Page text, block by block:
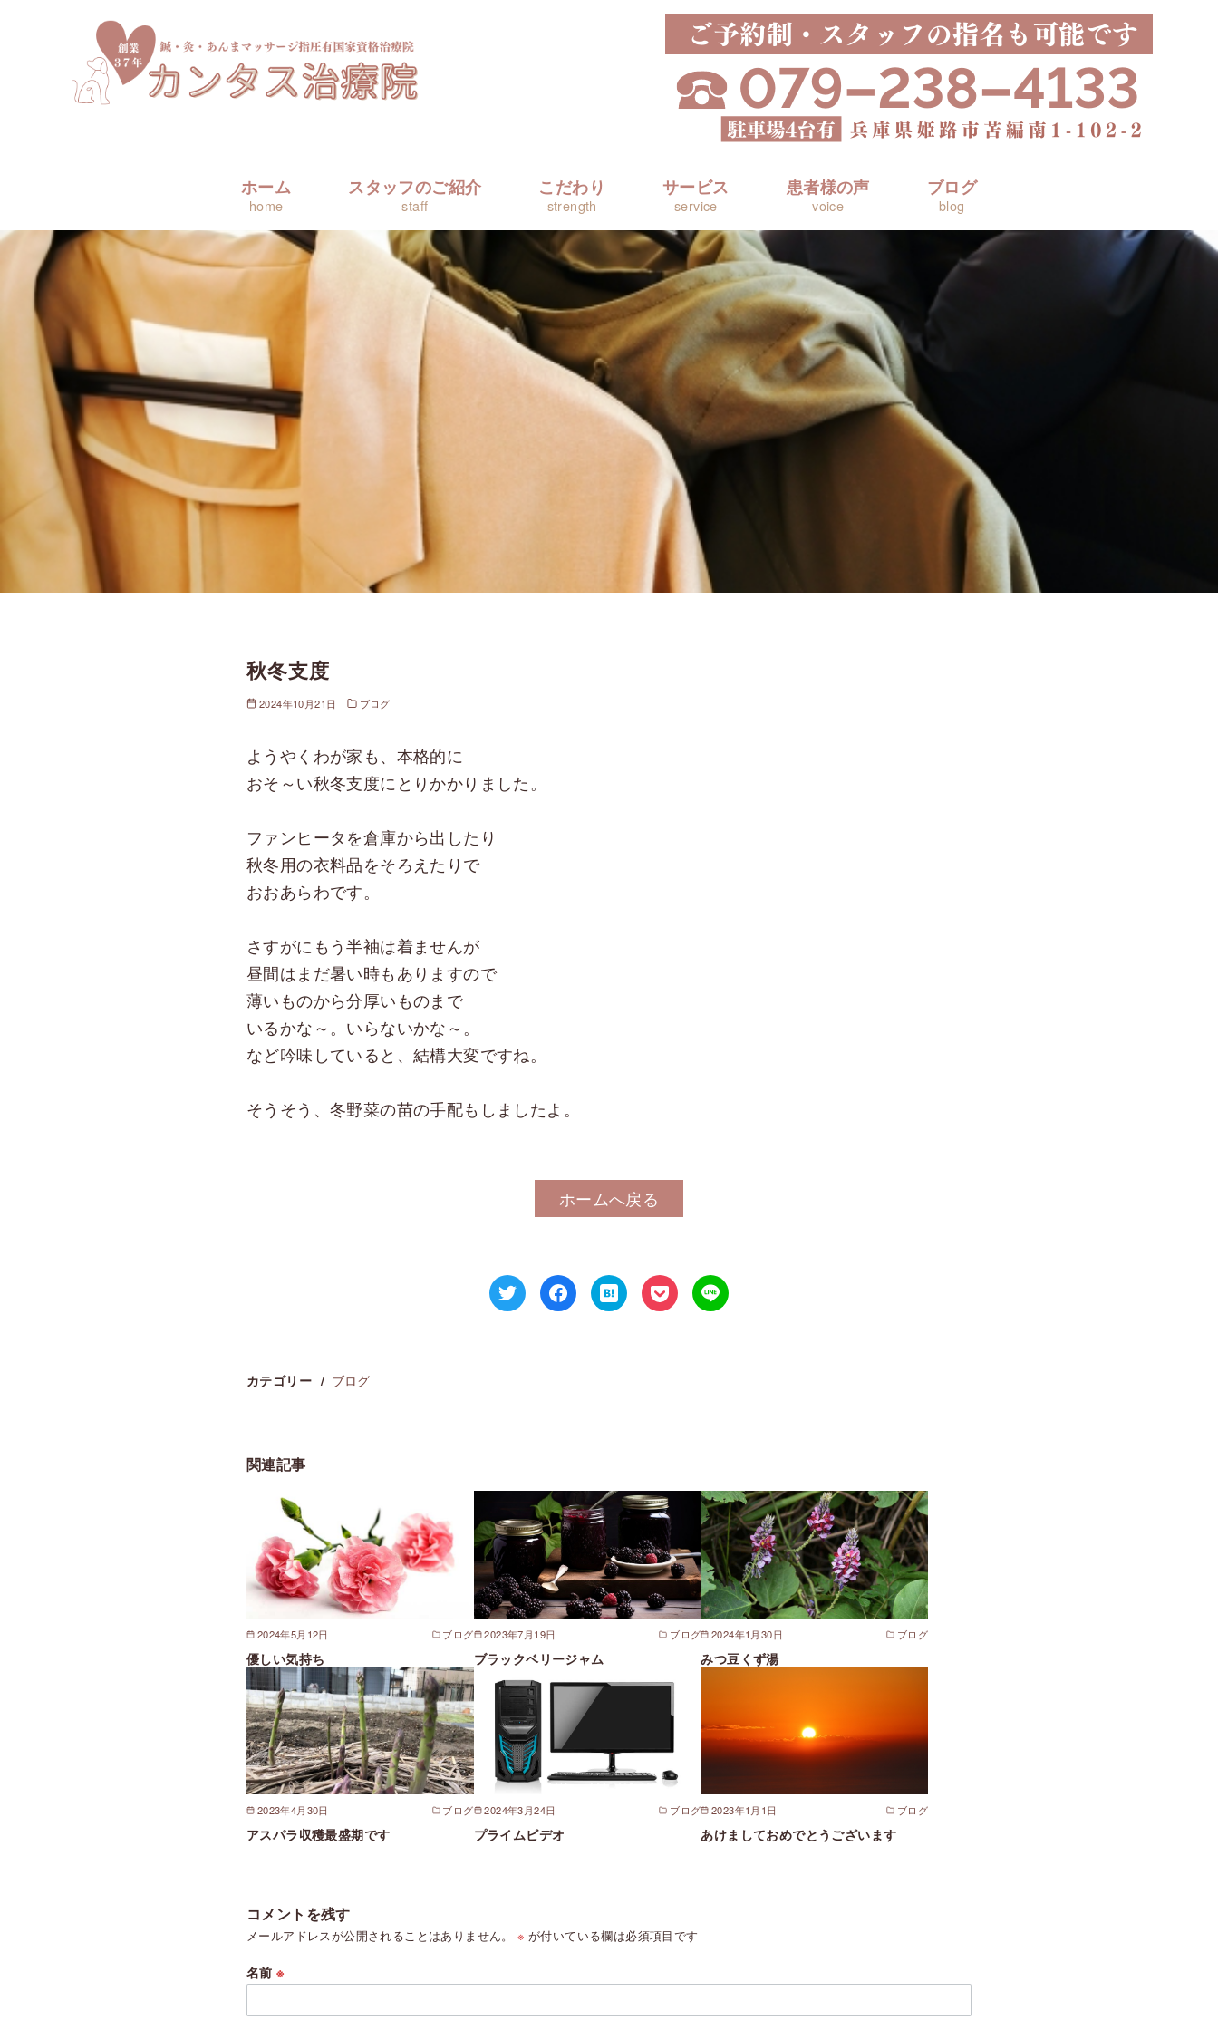
ホーム
home
スタッフのご紹介
staff
こだわり
strength
サービス
service
患者様の声
voice
ブログ
blog
秋冬支度
2024年10月21日 ブログ
ようやくわが家も、本格的に
おそ～い秋冬支度にとりかかりました。
ファンヒータを倉庫から出したり
秋冬用の衣料品をそろえたりで
おおあらわです。
さすがにもう半袖は着ませんが
昼間はまだ暑い時もありますので
薄いものから分厚いものまで
いるかな～。いらないかな～。
など吟味していると、結構大変ですね。
そうそう、冬野菜の苗の手配もしましたよ。
ホームへ戻る
カテゴリー ブログ
関連記事
2024年5月12日 ブログ
優しい気持ち
2023年7月19日 ブログ
ブラックベリージャム
2024年1月30日 ブログ
みつ豆くず湯
2023年4月30日 ブログ
アスパラ収穫最盛期です
2024年3月24日 ブログ
プライムビデオ
2023年1月1日 ブログ
あけましておめでとうございます
コメントを残す
メールアドレスが公開されることはありません。 ※ が付いている欄は必須項目です
名前※